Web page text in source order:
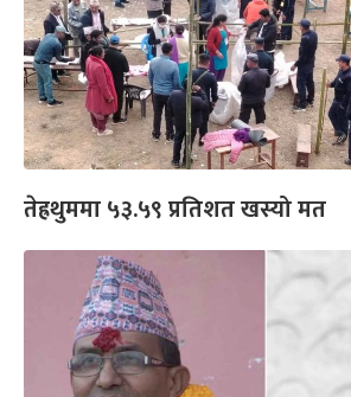
तेह्रथुममा ५३.५९ प्रतिशत खस्यो मत